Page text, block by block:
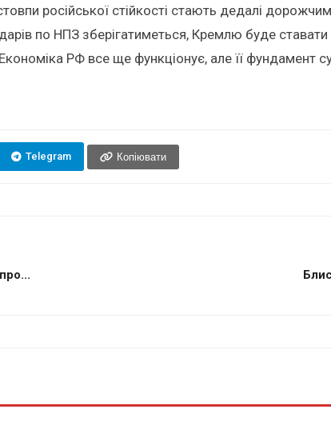
російської стійкості стають дедалі
по НПЗ зберігатиметься, Кремлю буде
РФ все ще функціонує, але її фундамент
Telegram Копіювати